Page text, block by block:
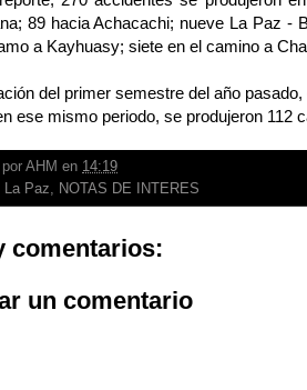
89 hacia Achacachi; nueve La Paz -
a Kayhuasy; siete en el camino a
del primer semestre del año
ese mismo periodo, se produjeron 112
AHM en 14:19
La Paz, NOTAS DE INTERES
comentarios:
un comentario